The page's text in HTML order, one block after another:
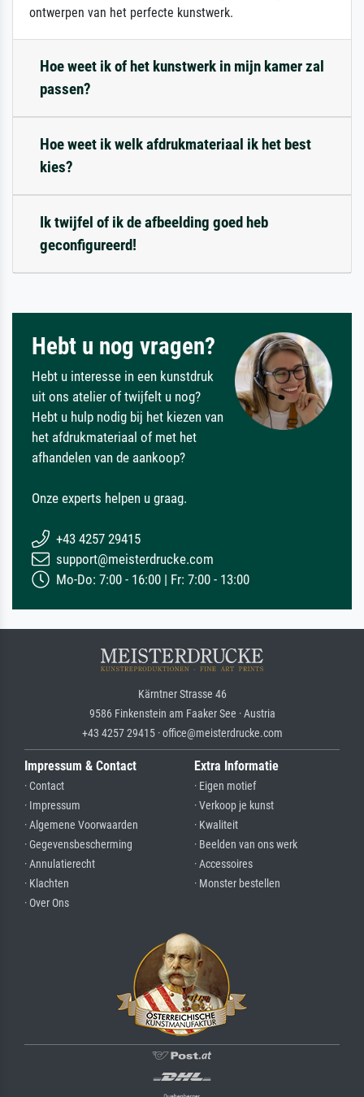
ontwerpen van het perfecte kunstwerk.
Hoe weet ik of het kunstwerk in mijn kamer zal
passen?
Hoe weet ik welk afdrukmateriaal ik het best
kies?
Ik twijfel of ik de afbeelding goed heb
geconfigureerd!
Hebt u nog vragen?
Hebt u interesse in een kunstdruk
uit ons atelier of twijfelt u nog?
Hebt u hulp nodig bij het kiezen van
het afdrukmateriaal of met het
afhandelen van de aankoop?
Onze experts helpen u graag.
+43 4257 29415
support@meisterdrucke.com
Mo-Do: 7:00 - 16:00 | Fr: 7:00 - 13:00
Kärntner Strasse 46
9586 Finkenstein am Faaker See · Austria
+43 4257 29415 · office@meisterdrucke.com
Impressum & Contact
· Contact
· Impressum
· Algemene Voorwaarden
· Gegevensbescherming
· Annulatierecht
· Klachten
· Over Ons
Extra Informatie
· Eigen motief
· Verkoop je kunst
· Kwaliteit
· Beelden van ons werk
· Accessoires
· Monster bestellen